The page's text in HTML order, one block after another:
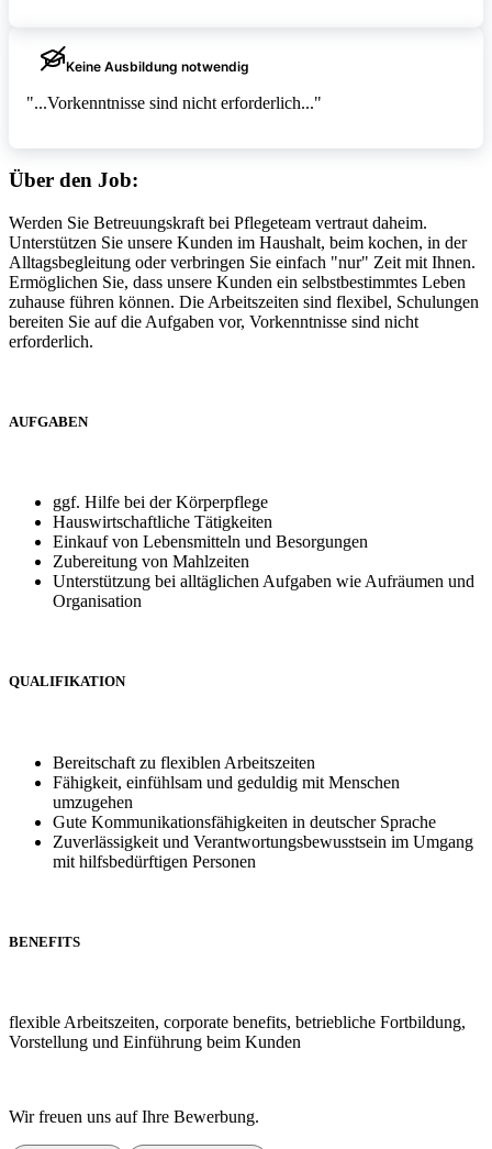
Keine Ausbildung notwendig
"...Vorkenntnisse sind nicht erforderlich..."
Über den Job:
Werden Sie Betreuungskraft bei Pflegeteam vertraut daheim.
Unterstützen Sie unsere Kunden im Haushalt, beim kochen, in der
Alltagsbegleitung oder verbringen Sie einfach "nur" Zeit mit Ihnen.
Ermöglichen Sie, dass unsere Kunden ein selbstbestimmtes Leben
zuhause führen können. Die Arbeitszeiten sind flexibel, Schulungen
bereiten Sie auf die Aufgaben vor, Vorkenntnisse sind nicht
erforderlich.
AUFGABEN
ggf. Hilfe bei der Körperpflege
Hauswirtschaftliche Tätigkeiten
Einkauf von Lebensmitteln und Besorgungen
Zubereitung von Mahlzeiten
Unterstützung bei alltäglichen Aufgaben wie Aufräumen und
Organisation
QUALIFIKATION
Bereitschaft zu flexiblen Arbeitszeiten
Fähigkeit, einfühlsam und geduldig mit Menschen
umzugehen
Gute Kommunikationsfähigkeiten in deutscher Sprache
Zuverlässigkeit und Verantwortungsbewusstsein im Umgang
mit hilfsbedürftigen Personen
BENEFITS
flexible Arbeitszeiten, corporate benefits, betriebliche Fortbildung,
Vorstellung und Einführung beim Kunden
Wir freuen uns auf Ihre Bewerbung.